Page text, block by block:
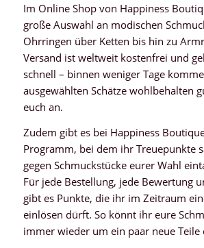
Im Online Shop von Happiness
große Auswahl an modischen
Ohrringen über Ketten bis hin zu
Versand ist weltweit kostenfrei und
schnell – binnen weniger Tage
ausgewählten Schätze wohlbehalten
euch an.
Zudem gibt es bei Happiness
Programm, bei dem ihr Treuepunkte
gegen Schmuckstücke eurer Wahl
Für jede Bestellung, jede Bewertung
gibt es Punkte, die ihr im Zeitraum
einlösen dürft. So könnt ihr eure
immer wieder um ein paar neue Teile